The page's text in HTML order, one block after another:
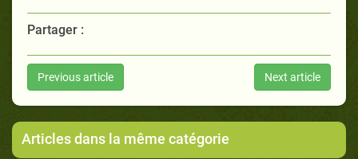
Partager :
Previous article Next article
Articles dans la même catégorie